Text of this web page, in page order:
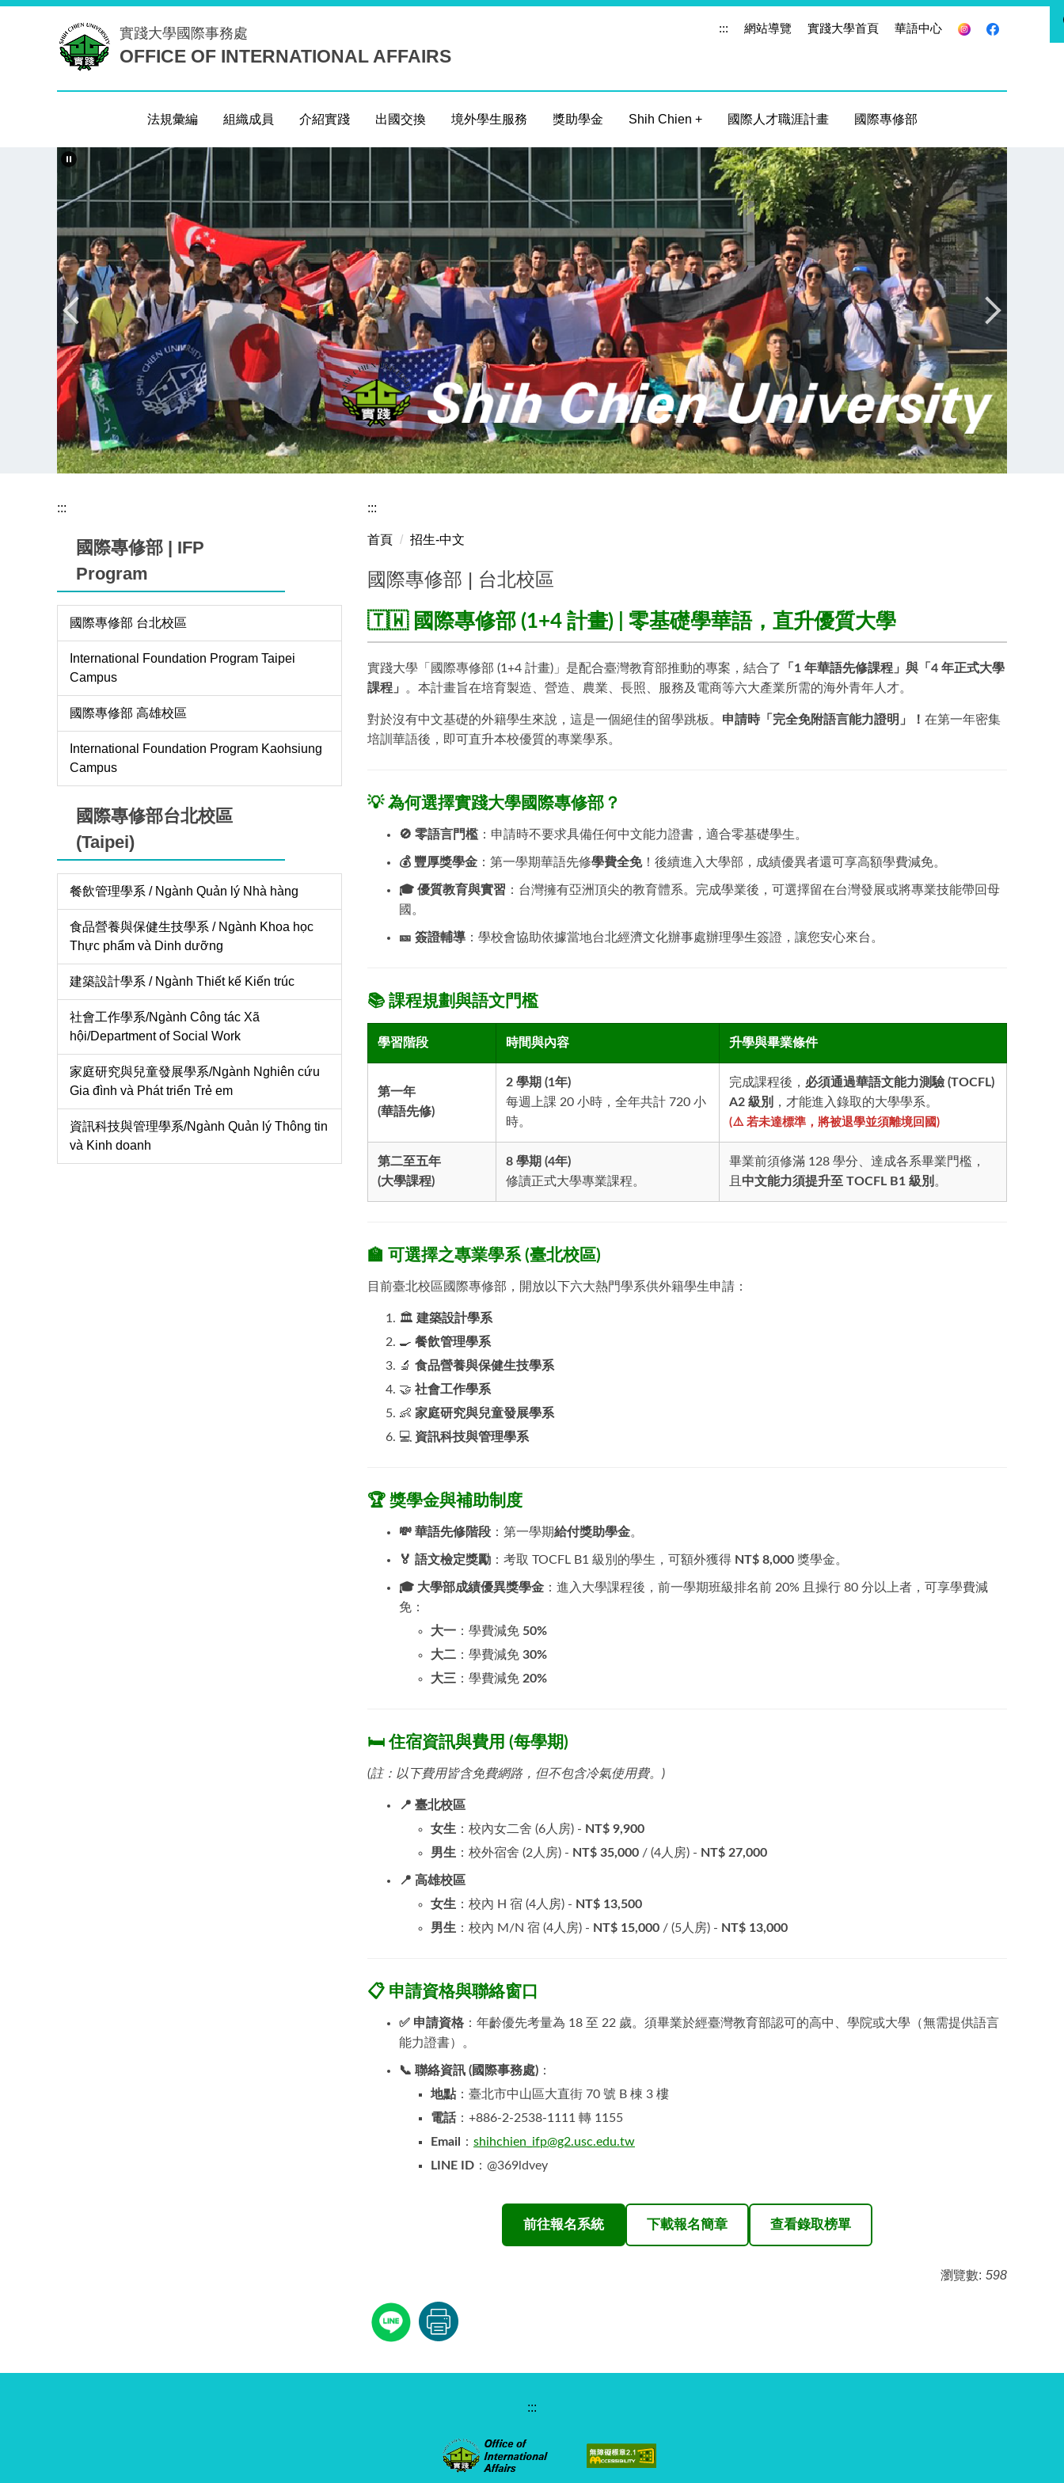
實踐大學 國際事務處
OFFICE OF INTERNATIONAL AFFAIRS
::: 網站導覽 實踐大學首頁 華語中心
法規彙編 組織成員 介紹實踐 出國交換 境外學生服務 獎助學金 Shih Chien + 國際人才職涯計畫 國際專修部
:::
國際專修部 | IFP
Program
國際專修部 台北校區
International Foundation Program Taipei
Campus
國際專修部 高雄校區
International Foundation Program Kaohsiung
Campus
國際專修部台北校區
(Taipei)
餐飲管理學系 / Ngành Quản lý Nhà hàng
食品營養與保健生技學系 / Ngành Khoa học
Thực phẩm và Dinh dưỡng
建築設計學系 / Ngành Thiết kế Kiến trúc
社會工作學系/Ngành Công tác Xã
hội/Department of Social Work
家庭研究與兒童發展學系/Ngành Nghiên cứu
Gia đình và Phát triển Trẻ em
資訊科技與管理學系/Ngành Quản lý Thông tin
và Kinh doanh
:::
首頁 招生-中文
國際專修部 | 台北校區
🇹🇼 國際專修部 (1+4 計畫) | 零基礎學華語，直升優質大學
實踐大學「國際專修部 (1+4 計畫)」是配合臺灣教育部推動的專案，結合了
「1 年華語先修課程」與「4 年正式大學
課程」
。本計畫旨在培育製造、營造、農業、長照、服務及電商等六大產業所需的海外青年人才。
對於沒有中文基礎的外籍學生來說，這是一個絕佳的留學跳板。 申請時「完全免附語言能力證明」！ 在第一年密集
培訓華語後，即可直升本校優質的專業學系。
💡 為何選擇實踐大學國際專修部？
🚫 零語言門檻 ：申請時不要求具備任何中文能力證書，適合零基礎學生。
💰 豐厚獎學金 ：第一學期華語先修學費全免！後續進入大學部，成績優異者還可享高額學費減免。
🎓 優質教育與實習 ：台灣擁有亞洲頂尖的教育體系。完成學業後，可選擇留在台灣發展或將專業技能帶回母
國。
🎫 簽證輔導 ：學校會協助依據當地台北經濟文化辦事處辦理學生簽證，讓您安心來台。
📚 課程規劃與語文門檻
學習階段 時間與內容 升學與畢業條件
第一年
(華語先修)
2 學期 (1年)
每週上課 20 小時，全年共計 720 小
時。
完成課程後， 必須通過華語文能力測驗 (TOCFL)
A2 級別
，才能進入錄取的大學學系。
(⚠️ 若未達標準，將被退學並須離境回國)
第二至五年
(大學課程)
8 學期 (4年)
修讀正式大學專業課程。
畢業前須修滿 128 學分、達成各系畢業門檻，
且 中文能力須提升至 TOCFL B1 級別 。
🏫 可選擇之專業學系 (臺北校區)
目前臺北校區國際專修部，開放以下六大熱門學系供外籍學生申請：
🏛️ 建築設計學系
🍳 餐飲管理學系
🔬 食品營養與保健生技學系
🤝 社會工作學系
👶 家庭研究與兒童發展學系
💻 資訊科技與管理學系
🏆 獎學金與補助制度
💸 華語先修階段 ：第一學期給付獎助學金。
🏅 語文檢定獎勵 ：考取 TOCFL B1 級別的學生，可額外獲得 NT$ 8,000 獎學金。
🎓 大學部成績優異獎學金 ：進入大學課程後，前一學期班級排名前 20% 且操行 80 分以上者，可享學費減
免：
大一 ：學費減免 50%
大二 ：學費減免 30%
大三 ：學費減免 20%
🛏️ 住宿資訊與費用 (每學期)
(註：以下費用皆含免費網路，但不包含冷氣使用費。)
📍 臺北校區
女生 ：校內女二舍 (6人房) - NT$ 9,900
男生 ：校外宿舍 (2人房) - NT$ 35,000 / (4人房) - NT$ 27,000
📍 高雄校區
女生 ：校內 H 宿 (4人房) - NT$ 13,500
男生 ：校內 M/N 宿 (4人房) - NT$ 15,000 / (5人房) - NT$ 13,000
📋 申請資格與聯絡窗口
✅ 申請資格 ：年齡優先考量為 18 至 22 歲。須畢業於經臺灣教育部認可的高中、學院或大學（無需提供語言
能力證書）。
📞 聯絡資訊 (國際事務處) ：
地點 ：臺北市中山區大直街 70 號 B 棟 3 樓
電話：+886-2-2538-1111 轉 1155
Email
： shihchien_ifp@g2.usc.edu.tw
LINE ID ：@369ldvey
前往報名系統 下載報名簡章 查看錄取榜單
瀏覽數: 598
:::